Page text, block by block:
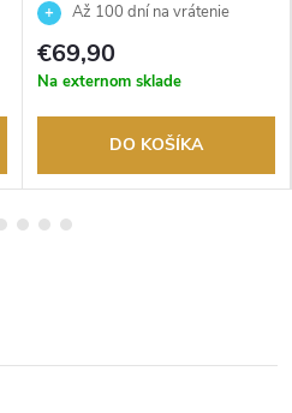
7BEFAž 100 dní na vrátenie
tovaru. Autorizovaný predajca.
€69,90
Na externom sklade
DO KOŠÍKA